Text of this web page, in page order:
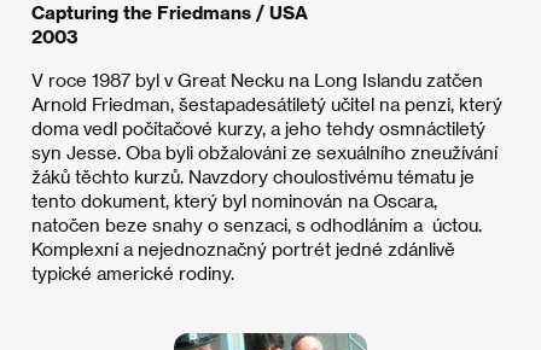
Capturing the Friedmans / USA
2003
V roce 1987 byl v Great Necku na Long Islandu zatčen
Arnold Friedman, šestapadesátiletý učitel na penzi, který
doma vedl počítačové kurzy, a jeho tehdy osmnáctiletý
syn Jesse. Oba byli obžalováni ze sexuálního zneužívání
žáků těchto kurzů. Navzdory choulostivému tématu je
tento dokument, který byl nominován na Oscara,
natočen beze snahy o senzaci, s odhodláním a úctou.
Komplexní a nejednoznačný portrét jedné zdánlivě
typické americké rodiny.